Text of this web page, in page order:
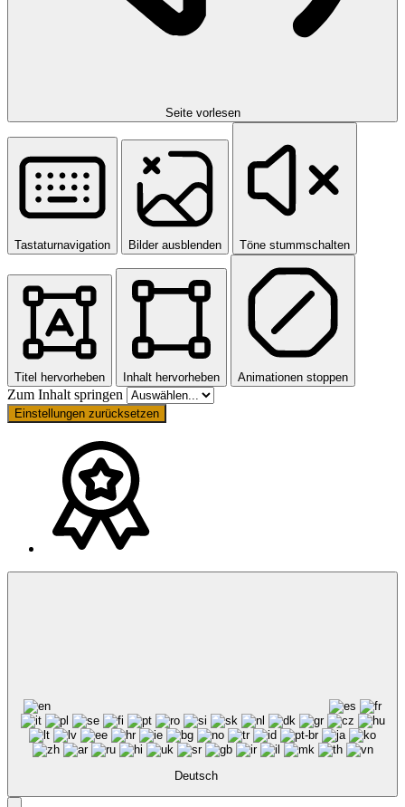
Seite vorlesen
Tastaturnavigation Bilder ausblenden Töne stummschalten
Titel hervorheben Inhalt hervorheben Animationen stoppen
Zum Inhalt springen
Einstellungen zurücksetzen
Deutsch